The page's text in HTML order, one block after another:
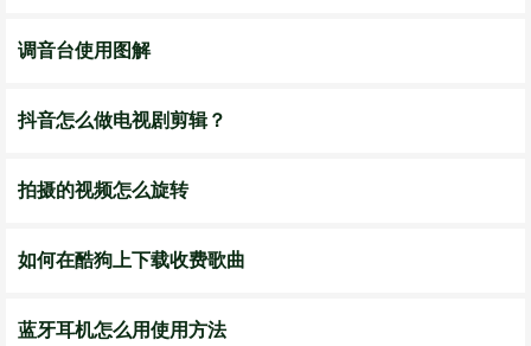
调音台使用图解
抖音怎么做电视剧剪辑？
拍摄的视频怎么旋转
如何在酷狗上下载收费歌曲
蓝牙耳机怎么用使用方法